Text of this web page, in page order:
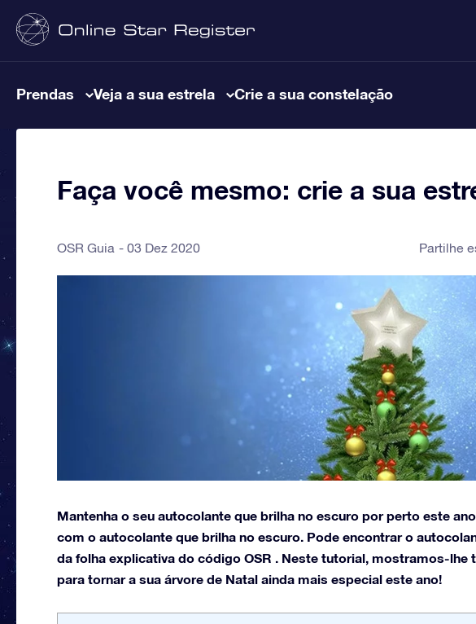
Prendas Veja a sua estrela Crie a sua constelação
Faça você mesmo: crie a sua
OSR Guia 03 Dez 2020 Partilhe
Mantenha o seu autocolante que brilha no escuro por perto este
com o autocolante que brilha no escuro. Pode encontrar o
da folha explicativa do código OSR . Neste tutorial, mostramos-lhe
para tornar a sua árvore de Natal ainda mais especial este ano!